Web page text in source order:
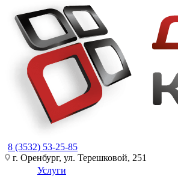
8 (3532) 53-25-85
г. Оренбург, ул. Терешковой, 251
Услуги